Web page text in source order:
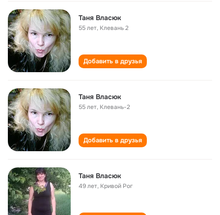
Таня Власюк
55 лет, Клевань 2
Добавить в друзья
Таня Власюк
55 лет, Клевань-2
Добавить в друзья
Таня Власюк
49 лет, Кривой Рог